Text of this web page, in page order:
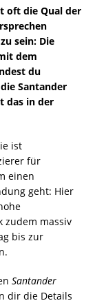
oft die Qual der
sein: Die
dem
du
Santander
das in der
ist
für
einen
geht: Hier
zudem massiv
bis zur
Santander
dir die Details